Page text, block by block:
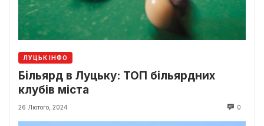
ЛУЦЬК ІНФО
Більярд в Луцьку: ТОП більярдних
клубів міста
26 Лютого, 2024 0